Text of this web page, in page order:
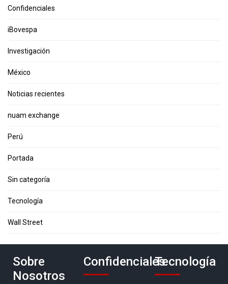
Confidenciales
iBovespa
Investigación
México
Noticias recientes
nuam exchange
Perú
Portada
Sin categoría
Tecnología
Wall Street
Sobre
Nosotros
ConfidencialesTecnología